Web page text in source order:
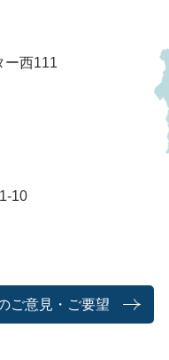
ー西111
10
ご意見・ご要望